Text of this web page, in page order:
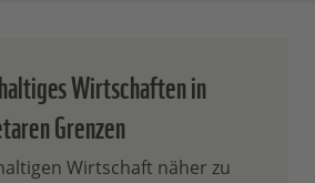
Wirtschaften in
Grenzen​
Wirtschaft näher zu